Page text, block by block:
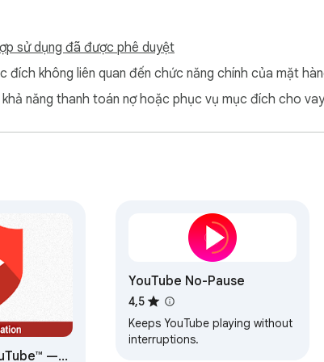
sử dụng đã được phê duyệt
không liên quan đến chức năng chính của mặt
năng thanh toán nợ hoặc phục vụ mục đích cho vay
—
YouTube No-Pause
4,5
Keeps YouTube playing without
interruptions.